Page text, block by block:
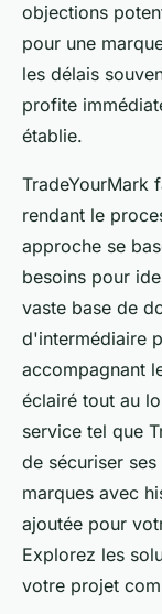
objections
pour une
les délais
profite
établie.
TradeYourMark
rendant le
approche se
besoins pour
vaste base de
d'intermédiaire
accompagnant
éclairé tout au
service tel que
de sécuriser
marques avec
ajoutée pour
Explorez les
votre projet